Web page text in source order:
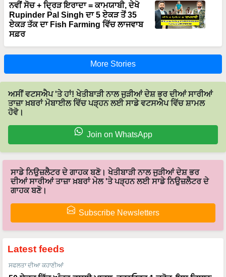
ਨਵੀਂ ਸੋਚ + ਦ੍ਰਿੜ ਇਰਾਦਾ = ਕਾਮਯਾਬੀ, ਦੇਖੋ
Rupinder Pal Singh ਦਾ 5 ਏਕੜ ਤੋਂ 35
ਏਕੜ ਤੱਕ ਦਾ Fish Farming ਵਿੱਚ ਲਾਜਵਾਬ
ਸਫ਼ਰ
More Stories
ਅਸੀਂ ਵਟਸਐਪ 'ਤੇ ਹਾਂ! ਖੇਤੀਬਾੜੀ ਨਾਲ ਜੁੜੀਆਂ ਦੇਸ਼ ਭਰ ਦੀਆਂ ਸਾਰੀਆਂ
ਤਾਜ਼ਾ ਖ਼ਬਰਾਂ ਮੋਬਾਈਲ ਵਿੱਚ ਪੜ੍ਹਨ ਲਈ ਸਾਡੇ ਵਟਸਐਪ ਵਿੱਚ ਸ਼ਾਮਲ
ਹੋਵੋ।
Join on WhatsApp
ਸਾਡੇ ਨਿਉਜ਼ਲੈਟਰ ਦੇ ਗਾਹਕ ਬਣੋ। ਖੇਤੀਬਾੜੀ ਨਾਲ ਜੁੜੀਆਂ ਦੇਸ਼ ਭਰ
ਦੀਆਂ ਸਾਰੀਆਂ ਤਾਜ਼ਾ ਖ਼ਬਰਾਂ ਮੇਲ 'ਤੇ ਪੜ੍ਹਨ ਲਈ ਸਾਡੇ ਨਿਉਜ਼ਲੈਟਰ ਦੇ
ਗਾਹਕ ਬਣੋ।
Subscribe Newsletters
Latest feeds
ਸਫਲਤਾ ਦੀਆ ਕਹਾਣੀਆਂ